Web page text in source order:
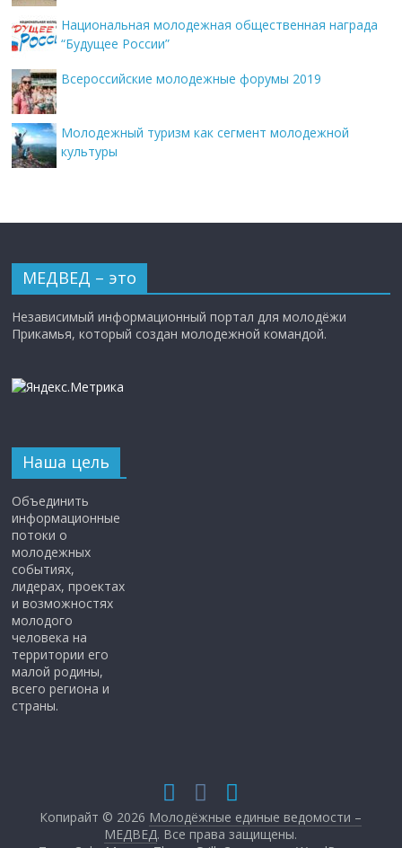
Национальная молодежная общественная награда
“Будущее России”
Всероссийские молодежные форумы 2019
Молодежный туризм как сегмент молодежной
культуры
МЕДВЕД – это
Независимый информационный портал для молодёжи
Прикамья, который создан молодежной командой.
Наша цель
Объединить
информационные
потоки о
молодежных
событиях,
лидерах, проектах
и возможностях
молодого
человека на
территории его
малой родины,
всего региона и
страны.
Копирайт © 2026 Молодёжные единые ведомости –
МЕДВЕД. Все права защищены.